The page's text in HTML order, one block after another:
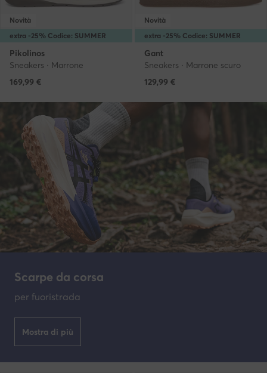
extra -25% Codice: SUMMER
Novità
Pikolinos
Sneakers · Marrone
169,99 €
extra -25% Codice: SUMMER
Novità
Gant
Sneakers · Marrone scuro
129,99 €
Scarpe da corsa
per fuoristrada
Mostra di più